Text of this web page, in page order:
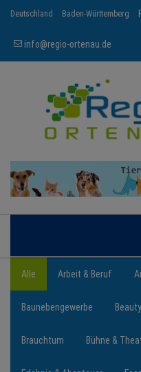
Deutschland Baden-Württemberg
info@regio-ortenau.de
ORTENAU
BRANCHEN
NEWS
Alle Arbeit & Beruf
Baunebengewerbe
Brauchtum Bühne &